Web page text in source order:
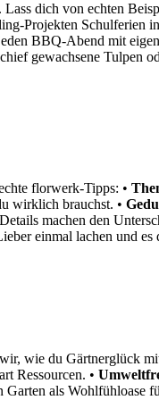
dich von echten
Projekten Schulferien
BBQ-Abend mit
gewachsene Tulpen
florwerk-Tipps: •
wirklich brauchst. •
machen den
einmal lachen und es
wie du Gärtnerglück
Ressourcen. •
als